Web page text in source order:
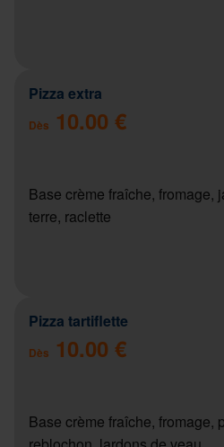
Pizza extra
Dès 10.00 €
Base crème fraîche, fromage,
terre, raclette
Pizza tartiflette
Dès 10.00 €
Base crème fraîche, fromage,